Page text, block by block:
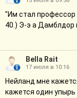
"Им стал профессор
40.) Э-э а Дамблдор
Bella Rait
17 июля в 10:16
Нейланд мне
кажется один